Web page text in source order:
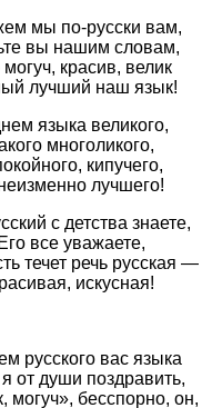
мы по-русски вам,
вы нашим словам,
могуч, красив, велик
лучший наш язык!
языка великого,
многоликого,
кипучего,
лучшего!
с детства знаете,
Его все уважаете,
течет речь русская —
искусная!
русского вас языка
от души поздравить,
могуч», бесспорно, он,